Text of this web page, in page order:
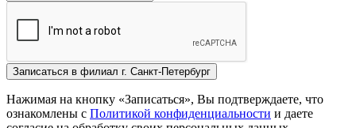
Записаться в филиал г. Санкт-Петербург
Нажимая на кнопку «Записаться», Вы подтверждаете, что
ознакомлены с Политикой конфиденциальности и даете